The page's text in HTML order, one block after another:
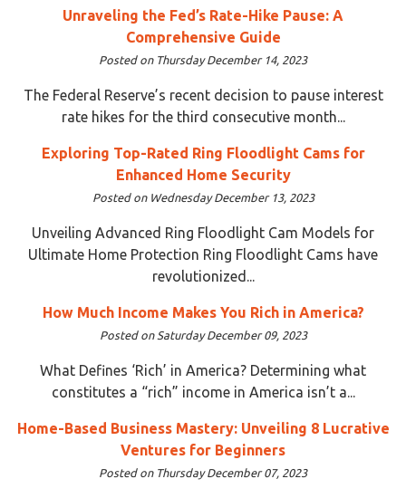
Unraveling the Fed’s Rate-Hike Pause: A
Comprehensive Guide
Posted on Thursday December 14, 2023
The Federal Reserve’s recent decision to pause interest
rate hikes for the third consecutive month...
Exploring Top-Rated Ring Floodlight Cams for
Enhanced Home Security
Posted on Wednesday December 13, 2023
Unveiling Advanced Ring Floodlight Cam Models for
Ultimate Home Protection Ring Floodlight Cams have
revolutionized...
How Much Income Makes You Rich in America?
Posted on Saturday December 09, 2023
What Defines ‘Rich’ in America? Determining what
constitutes a “rich” income in America isn’t a...
Home-Based Business Mastery: Unveiling 8 Lucrative
Ventures for Beginners
Posted on Thursday December 07, 2023